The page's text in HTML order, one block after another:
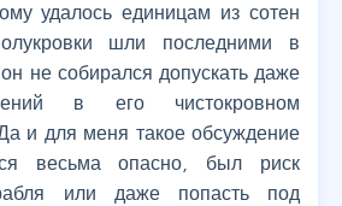
удалось единицам из сотен
шли последними в
не собирался допускать даже
в его чистокровном
и для меня такое обсуждение
весьма опасно, был риск
или даже попасть под